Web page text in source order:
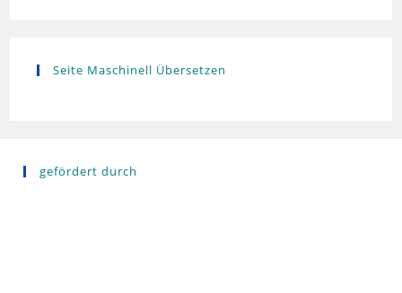
Seite Maschinell Übersetzen
gefördert durch